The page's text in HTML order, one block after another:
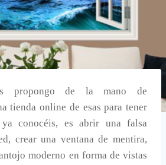
propongo de la mano de
tienda online de esas para tener
conocéis, es abrir una falsa
crear una ventana de mentira,
moderno en forma de vistas